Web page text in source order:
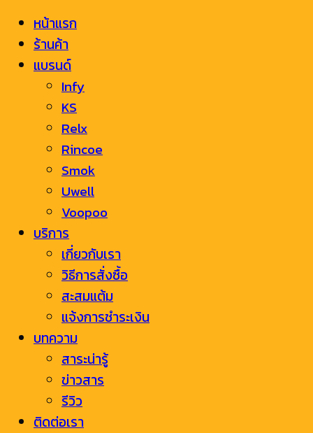
หน้าแรก
ร้านค้า
แบรนด์
Infy
KS
Relx
Rincoe
Smok
Uwell
Voopoo
บริการ
เกี่ยวกับเรา
วิธีการสั่งซื้อ
สะสมแต้ม
แจ้งการชำระเงิน
บทความ
สาระน่ารู้
ข่าวสาร
รีวิว
ติดต่อเรา